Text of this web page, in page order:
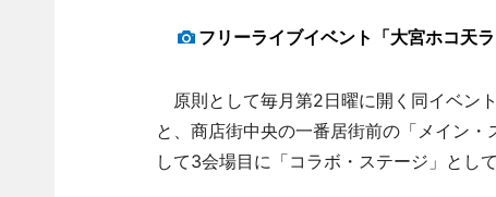
フリーライブイベント「大宮ホコ天
原則として毎月第2日曜に開く同イベン
と、商店街中央の一番居街前の「メイン
して3会場目に「コラボ・ステージ」とし